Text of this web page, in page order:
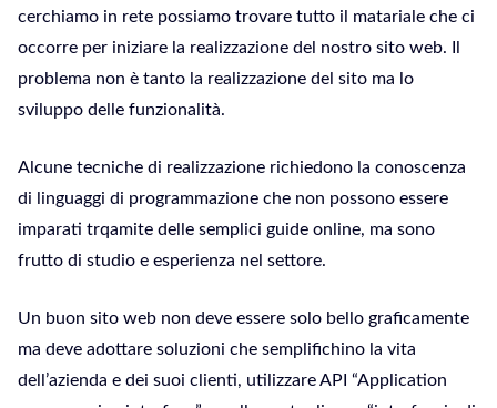
cerchiamo in rete possiamo trovare tutto il matariale che ci
occorre per iniziare la realizzazione del nostro sito web. Il
problema non è tanto la realizzazione del sito ma lo
sviluppo delle funzionalità.
Alcune tecniche di realizzazione richiedono la conoscenza
di linguaggi di programmazione che non possono essere
imparati trqamite delle semplici guide online, ma sono
frutto di studio e esperienza nel settore.
Un buon sito web non deve essere solo bello graficamente
ma deve adottare soluzioni che semplifichino la vita
dell’azienda e dei suoi clienti, utilizzare API “Application